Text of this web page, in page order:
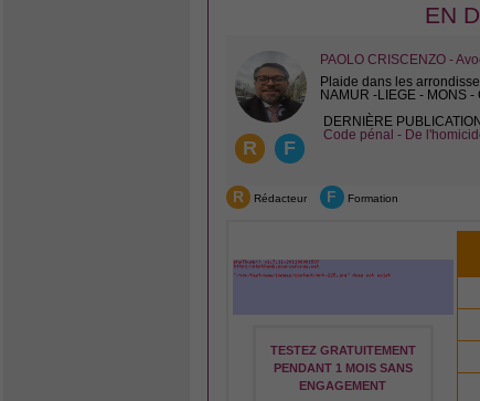
EN
R F
PAOLO CRISCENZO -
Plaide dans les
NAMUR -LIEGE - MONS -
DERNIÈRE PUBLICATION
Code pénal - De
R Rédacteur F Formation
TESTEZ GRATUITEMENT
PENDANT 1 MOIS SANS
ENGAGEMENT